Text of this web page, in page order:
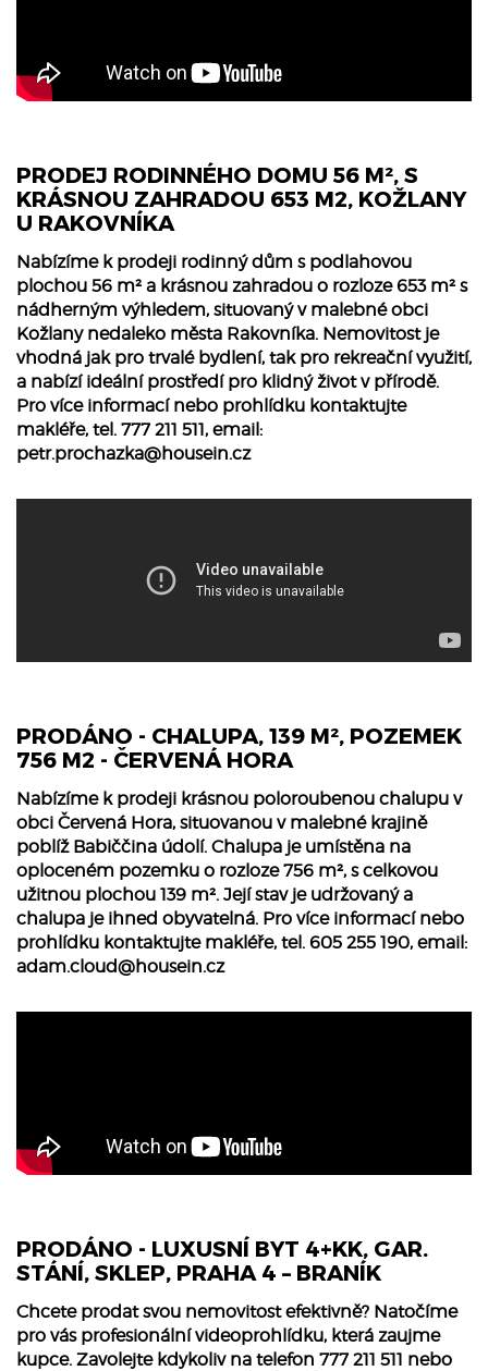
PRODEJ RODINNÉHO DOMU 56 M², S
KRÁSNOU ZAHRADOU 653 M2, KOŽLANY
U RAKOVNÍKA
Nabízíme k prodeji rodinný dům s podlahovou
plochou 56 m² a krásnou zahradou o rozloze 653 m² s
nádherným výhledem, situovaný v malebné obci
Kožlany nedaleko města Rakovníka. Nemovitost je
vhodná jak pro trvalé bydlení, tak pro rekreační využití,
a nabízí ideální prostředí pro klidný život v přírodě.
Pro více informací nebo prohlídku kontaktujte
makléře, tel. 777 211 511, email:
petr.prochazka@housein.cz
PRODÁNO - CHALUPA, 139 M², POZEMEK
756 M2 - ČERVENÁ HORA
Nabízíme k prodeji krásnou poloroubenou chalupu v
obci Červená Hora, situovanou v malebné krajině
poblíž Babiččina údolí. Chalupa je umístěna na
oploceném pozemku o rozloze 756 m², s celkovou
užitnou plochou 139 m². Její stav je udržovaný a
chalupa je ihned obyvatelná. Pro více informací nebo
prohlídku kontaktujte makléře, tel. 605 255 190, email:
adam.cloud@housein.cz
PRODÁNO - LUXUSNÍ BYT 4+KK, GAR.
STÁNÍ, SKLEP, PRAHA 4 – BRANÍK
Chcete prodat svou nemovitost efektivně? Natočíme
pro vás profesionální videoprohlídku, která zaujme
kupce. Zavolejte kdykoliv na telefon 777 211 511 nebo